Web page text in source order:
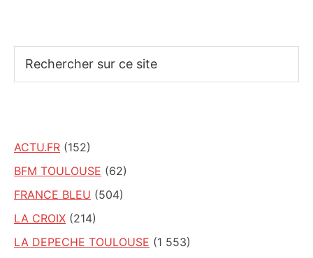
sur
ACTU.FR (152)
BFM TOULOUSE (62)
FRANCE BLEU (504)
LA CROIX (214)
LA DEPECHE TOULOUSE (1 553)